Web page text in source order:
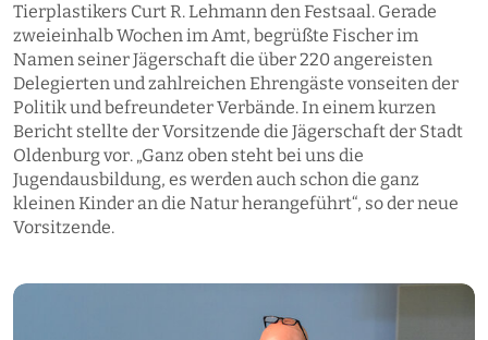
Tierplastikers Curt R. Lehmann den Festsaal. Gerade
zweieinhalb Wochen im Amt, begrüßte Fischer im
Namen seiner Jägerschaft die über 220 angereisten
Delegierten und zahlreichen Ehrengäste vonseiten der
Politik und befreundeter Verbände. In einem kurzen
Bericht stellte der Vorsitzende die Jägerschaft der Stadt
Oldenburg vor. „Ganz oben steht bei uns die
Jugendausbildung, es werden auch schon die ganz
kleinen Kinder an die Natur herangeführt“, so der neue
Vorsitzende.